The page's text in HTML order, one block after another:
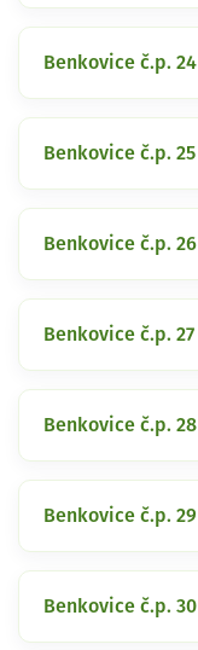
Benkovice č.p. 24
Benkovice č.p. 25
Benkovice č.p. 26
Benkovice č.p. 27
Benkovice č.p. 28
Benkovice č.p. 29
Benkovice č.p. 30